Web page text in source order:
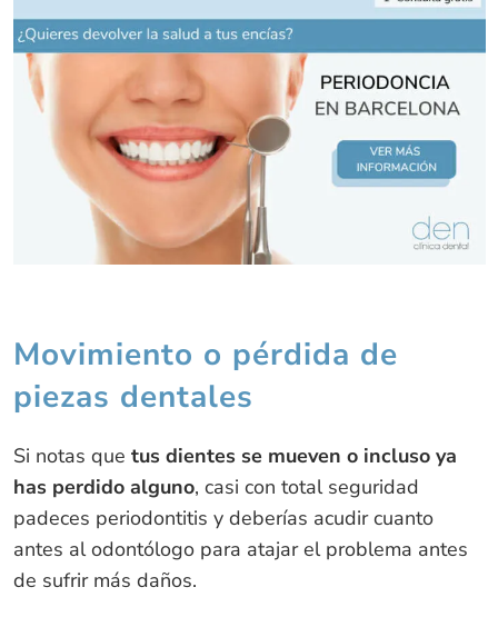
Movimiento o pérdida de
piezas dentales
Si notas que tus dientes se mueven o incluso ya
has perdido alguno, casi con total seguridad
padeces periodontitis y deberías acudir cuanto
antes al odontólogo para atajar el problema antes
de sufrir más daños.